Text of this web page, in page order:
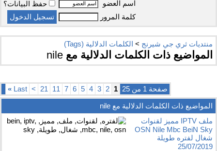
اسم العضو
حفظ البيانات؟
كلمة المرور
منتديات ثري جي شيرنج > الكلمات الدلالية (Tags)
المواضيع ذات الكلمات الدلالية مع nile
صفحة 1 من 25 1
2
3
4
5
6
7
11
21
>
Last
»
المواضيع ذات الكلمات الدلالية مع nile
ملف IPTV مميز لقنوات
OSN Nile Mbc BeiN Sky
شغال لفتره طويلة
25/07/2019